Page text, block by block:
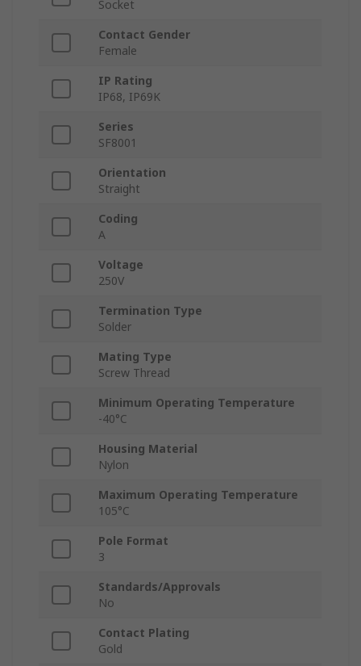
Socket
Contact Gender
Female
IP Rating
IP68, IP69K
Series
SF8001
Orientation
Straight
Coding
A
Voltage
250V
Termination Type
Solder
Mating Type
Screw Thread
Minimum Operating Temperature
-40°C
Housing Material
Nylon
Maximum Operating Temperature
105°C
Pole Format
3
Standards/Approvals
No
Contact Plating
Gold